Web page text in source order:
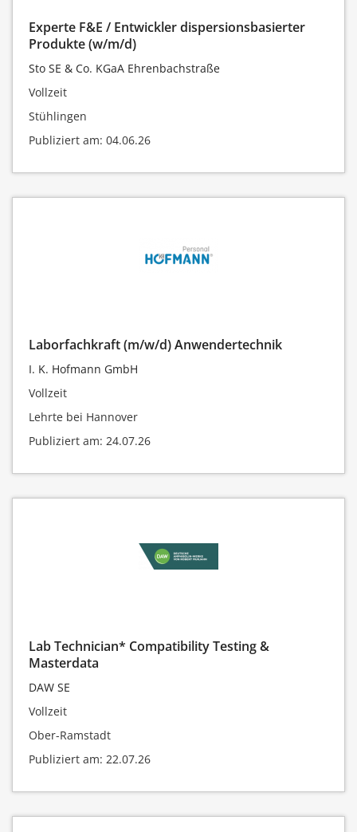
Experte F&E / Entwickler dispersionsbasierter
Produkte (w/m/d)
Sto SE & Co. KGaA Ehrenbachstraße
Vollzeit
Stühlingen
Publiziert am: 04.06.26
Laborfachkraft (m/w/d) Anwendertechnik
I. K. Hofmann GmbH
Vollzeit
Lehrte bei Hannover
Publiziert am: 24.07.26
Lab Technician* Compatibility Testing &
Masterdata
DAW SE
Vollzeit
Ober-Ramstadt
Publiziert am: 22.07.26